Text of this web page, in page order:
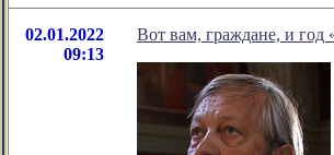
02.01.2022
09:13
Вот вам, граждане, и год